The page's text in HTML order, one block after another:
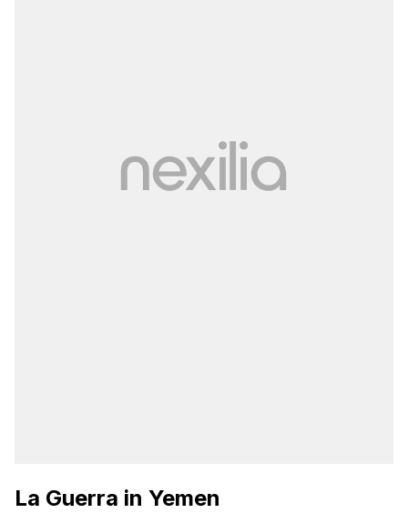
La Guerra in Yemen